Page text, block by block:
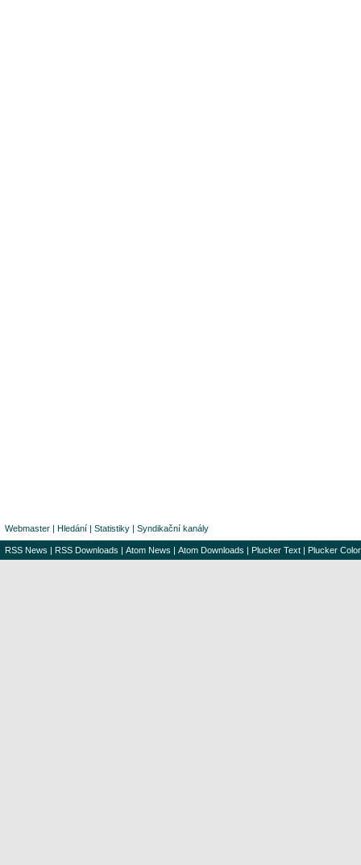
Webmaster | Hledání | Statistiky | Syndikační kanály
RSS News | RSS Downloads | Atom News | Atom Downloads | Plucker Text | Plucker Color